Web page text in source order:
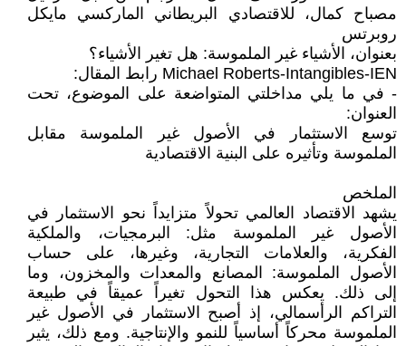
مصباح كمال، للاقتصادي البريطاني الماركسي مايكل
روبرتس
بعنوان، الأشياء غير الملموسة: هل تغير الأشياء؟
Michael Roberts-Intangibles-IEN رابط المقال:
- في ما يلي مداخلتي المتواضعة على الموضوع، تحت
العنوان:
توسع الاستثمار في الأصول غير الملموسة مقابل
الملموسة وتأثيره على البنية الاقتصادية
الملخص
يشهد الاقتصاد العالمي تحولاً متزايداً نحو الاستثمار في
الأصول غير الملموسة مثل: البرمجيات، والملكية
الفكرية، والعلامات التجارية، وغيرها، على حساب
الأصول الملموسة: المصانع والمعدات والمخزون، وما
إلى ذلك. يعكس هذا التحول تغيراً عميقاً في طبيعة
التراكم الرأسمالي، إذ أصبح الاستثمار في الأصول غير
الملموسة محركاً أساسياً للنمو والإنتاجية. ومع ذلك، يثير